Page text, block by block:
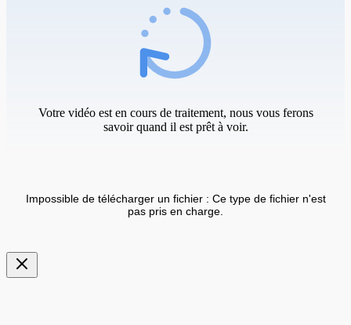
Votre vidéo est en cours de traitement, nous vous ferons
savoir quand il est prêt à voir.
Impossible de télécharger un fichier : Ce type de fichier n'est
pas pris en charge.